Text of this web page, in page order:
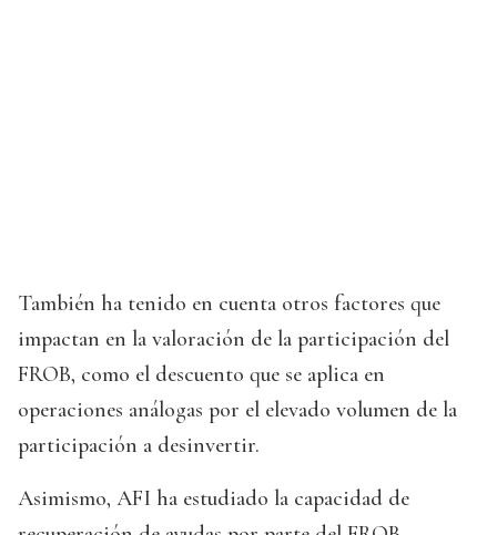
También ha tenido en cuenta otros factores que
impactan en la valoración de la participación del
FROB, como el descuento que se aplica en
operaciones análogas por el elevado volumen de la
participación a desinvertir.
Asimismo, AFI ha estudiado la capacidad de